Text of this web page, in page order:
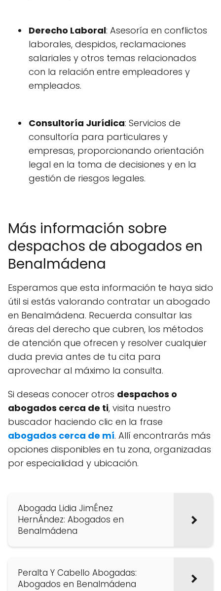
Derecho Laboral: Asesoría en conflictos
laborales, despidos, reclamaciones
salariales y otros temas relacionados
con la relación entre empleadores y
empleados.
Consultoría Jurídica: Servicios de
consultoría para particulares y
empresas, proporcionando orientación
legal en la toma de decisiones y en la
gestión de riesgos legales.
Más información sobre
despachos de abogados en
Benalmádena
Esperamos que esta información te haya sido
útil si estás valorando contratar un abogado
en Benalmádena. Recuerda consultar las
áreas del derecho que cubren, los métodos
de atención que ofrecen y resolver cualquier
duda previa antes de tu cita para
aprovechar al máximo la consulta.
Si deseas conocer otros despachos o
abogados cerca de ti, visita nuestro
buscador haciendo clic en la frase
abogados cerca de mí. Allí encontrarás más
opciones disponibles en tu zona, organizadas
por especialidad y ubicación.
Abogada Lidia JimÉnez
HernÁndez: Abogados en
Benalmádena
Peralta Y Cabello Abogadas:
Abogados en Benalmádena